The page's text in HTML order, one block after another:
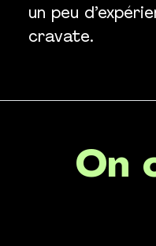
un peu
cravate.
On